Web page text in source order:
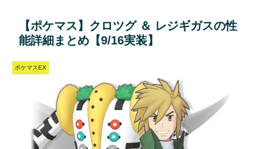
【ポケマス】クロツグ ＆ レジギガスの性
能詳細まとめ【9/16実装】
ポケマスEX